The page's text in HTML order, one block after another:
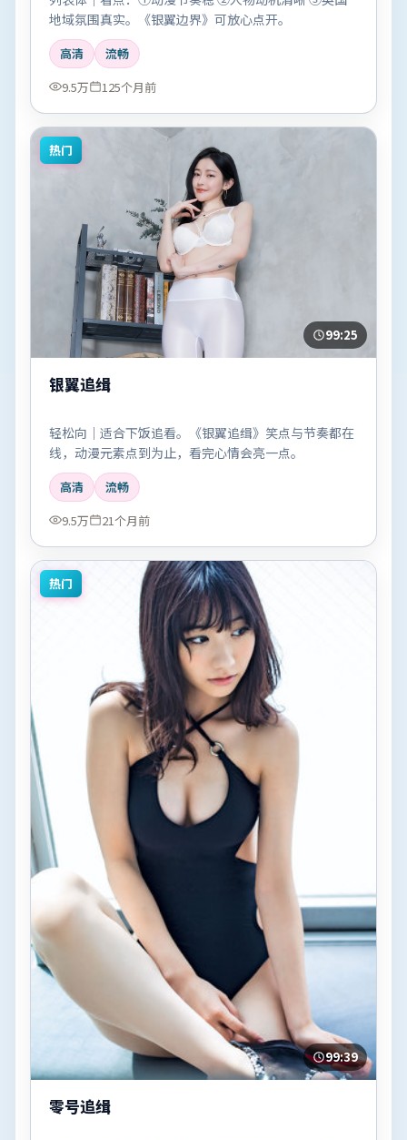
地域氛围真实。《银翼边界》可放心点开。
高清
流畅
9.5万
125个月前
热门
99:25
银翼追缉
轻松向｜适合下饭追看。《银翼追缉》笑点与节奏都在
线，动漫元素点到为止，看完心情会亮一点。
高清
流畅
9.5万
21个月前
热门
99:39
零号追缉